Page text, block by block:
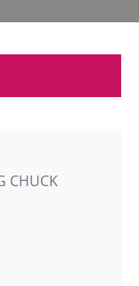
CHUCK